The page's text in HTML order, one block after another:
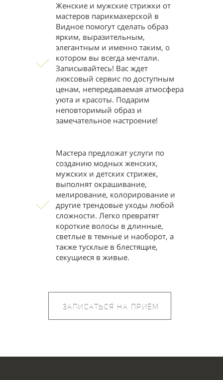
ЗАПИСАТЬСЯ НА ПРИЁМ
Мастера предложат услуги по
созданию модных женских,
мужских и детских стрижек,
выполнят окрашивание,
мелирование, колорирование и
другие трендовые уходы любой
сложности. Легко превратят
короткие волосы в длинные,
светлые в темные и наоборот, а
также тусклые в блестящие,
секущиеся в живые.
Женские и мужские стрижки от
мастеров парикмахерской в
Видное помогут сделать образ
ярким, выразительным,
элегантным и именно таким, о
котором вы всегда мечтали.
Записывайтесь! Вас ждет
люксовый сервис по доступным
ценам, непередаваемая атмосфера
уюта и красоты. Подарим
неповторимый образ и
замечательное настроение!